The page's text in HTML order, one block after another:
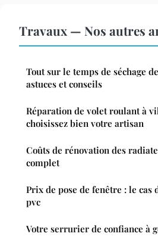
Travaux — Nos autres
Tout sur le temps de séchage
astuces et conseils
Réparation de volet roulant à
choisissez bien votre artisan
Coûts de rénovation des
complet
Prix de pose de fenêtre : le cas
pvc
Votre serrurier de confiance à